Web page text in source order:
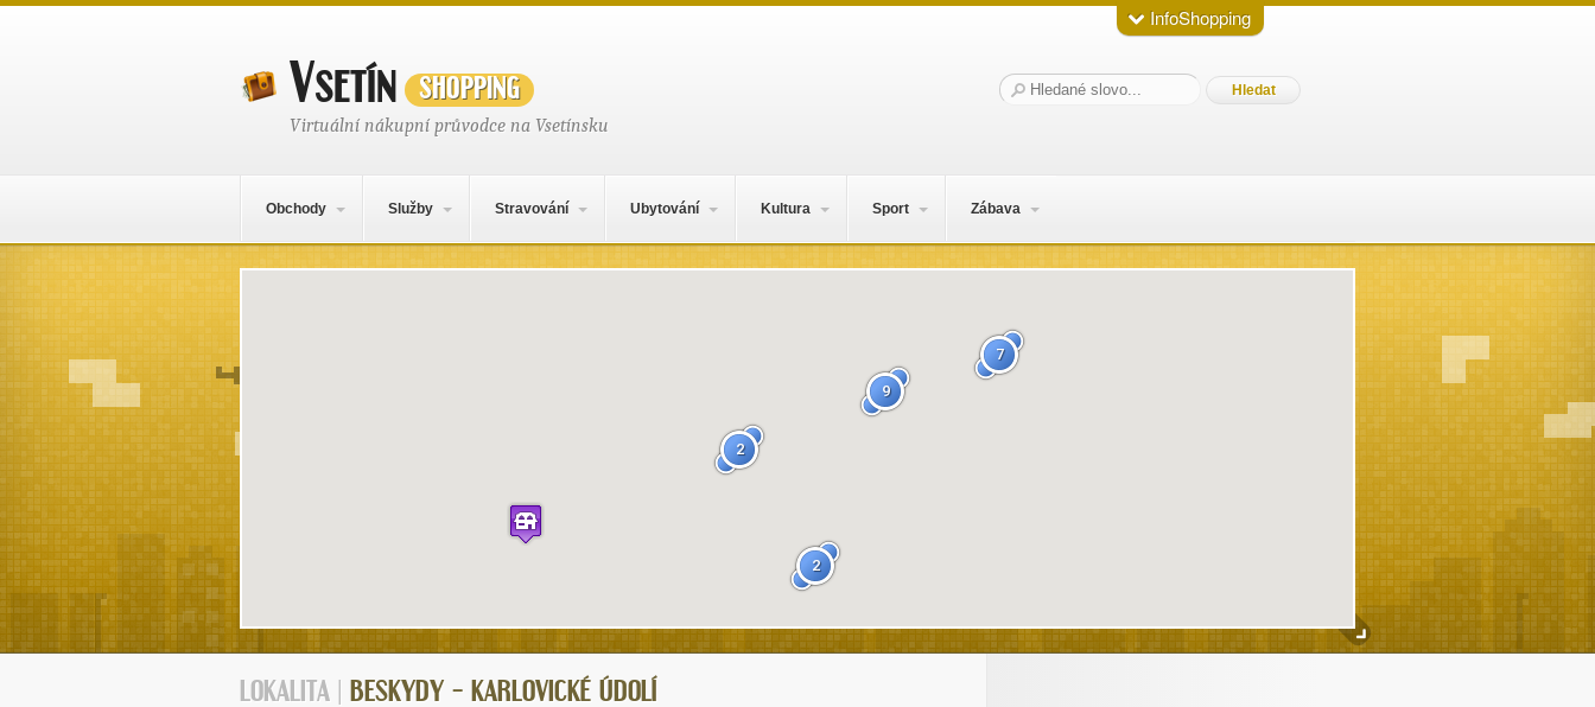
Vsetínshopping
Virtuální nákupní průvodce na Vsetínsku
Hledat:
Obchody Služby Stravování Ubytování Kultura Sport Zábava
Mapa obsahu
9
7
2
2
LOKALITA | BESKYDY – KARLOVICKÉ ÚDOLÍ
InfoShopping